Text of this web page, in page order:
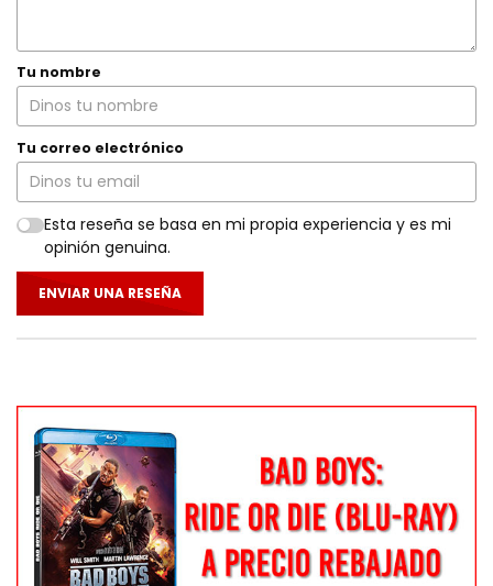
Tu nombre
Tu correo electrónico
Esta reseña se basa en mi propia experiencia y es mi
opinión genuina.
ENVIAR UNA RESEÑA